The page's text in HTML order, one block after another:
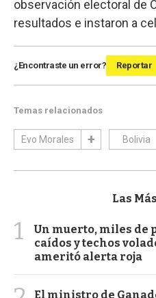
observación electoral de
resultados e instaron a
¿Encontraste un error? Reportar
Temas relacionados
Evo Morales Bolivia
Las
1
Un muerto, miles de
caídos y techos
ameritó alerta roja
El ministro de